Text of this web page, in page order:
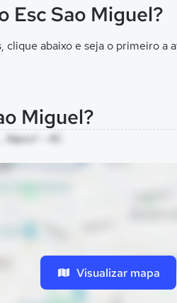
Esc Sao Miguel?
clique abaixo e seja o primeiro a
Miguel?
- AC
Visualizar mapa